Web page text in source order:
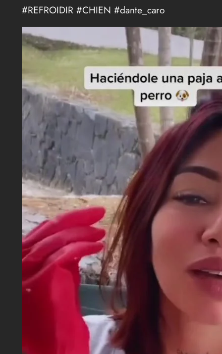
#REFROIDIR #CHIEN #dante_caro